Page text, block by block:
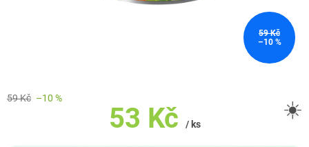
59 Kč
–10 %
59 Kč –10 %
53 Kč / ks
☀️